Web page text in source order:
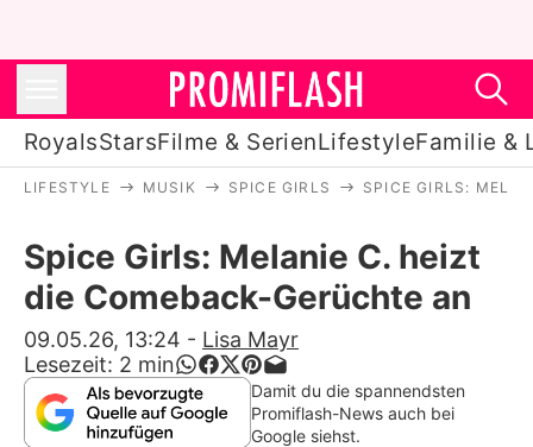
RoyalsStarsFilme & SerienLifestyleFamilie &
Stars
Filme & Serien
Lifestyle
Familie & Liebe
LIFESTYLE MUSIK SPICE GIRLS SPICE GIRLS:
Spice Girls: Melanie C. heizt
die Comeback-Gerüchte an
09.05.26, 13:24 - Lisa Mayr
Lesezeit: 2 min
Damit du die spannendsten
Promiflash-News auch bei
Google siehst.